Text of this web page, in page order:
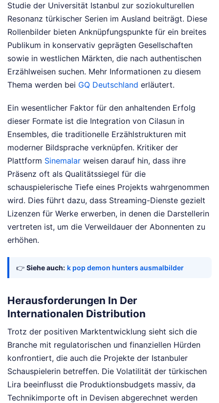
Studie der Universität Istanbul zur soziokulturellen
Resonanz türkischer Serien im Ausland beiträgt. Diese
Rollenbilder bieten Anknüpfungspunkte für ein breites
Publikum in konservativ geprägten Gesellschaften
sowie in westlichen Märkten, die nach authentischen
Erzählweisen suchen. Mehr Informationen zu diesem
Thema werden bei GQ Deutschland erläutert.
Ein wesentlicher Faktor für den anhaltenden Erfolg
dieser Formate ist die Integration von Cilasun in
Ensembles, die traditionelle Erzählstrukturen mit
moderner Bildsprache verknüpfen. Kritiker der
Plattform Sinemalar weisen darauf hin, dass ihre
Präsenz oft als Qualitätssiegel für die
schauspielerische Tiefe eines Projekts wahrgenommen
wird. Dies führt dazu, dass Streaming-Dienste gezielt
Lizenzen für Werke erwerben, in denen die Darstellerin
vertreten ist, um die Verweildauer der Abonnenten zu
erhöhen.
👉 Siehe auch: k pop demon hunters ausmalbilder
Herausforderungen In Der
Internationalen Distribution
Trotz der positiven Marktentwicklung sieht sich die
Branche mit regulatorischen und finanziellen Hürden
konfrontiert, die auch die Projekte der Istanbuler
Schauspielerin betreffen. Die Volatilität der türkischen
Lira beeinflusst die Produktionsbudgets massiv, da
Technikimporte oft in Devisen abgerechnet werden